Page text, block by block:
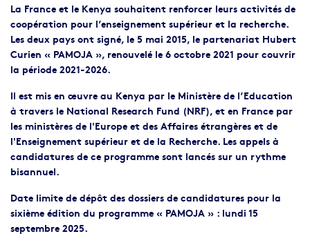
La France et le Kenya souhaitent renforcer leurs activités de
coopération pour l’enseignement supérieur et la recherche.
Les deux pays ont signé, le 5 mai 2015, le partenariat Hubert
Curien « PAMOJA », renouvelé le 6 octobre 2021 pour couvrir
la période 2021-2026.
Il est mis en œuvre au Kenya par le Ministère de l’Education
à travers le National Research Fund (NRF), et en France par
les ministères de l'Europe et des Affaires étrangères et de
l'Enseignement supérieur et de la Recherche. Les appels à
candidatures de ce programme sont lancés sur un rythme
bisannuel.
Date limite de dépôt des dossiers de candidatures pour la
sixième édition du programme « PAMOJA » : lundi 15
septembre 2025.